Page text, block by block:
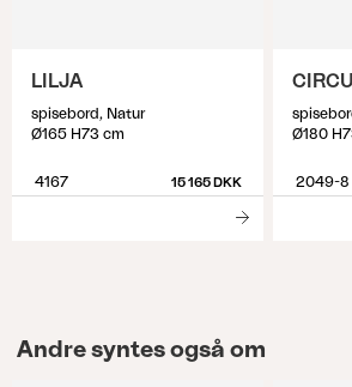
LILJA
spisebord, Natur
Ø165 H73 cm
4167 15 165 DKK
Ø180
2049-8
Andre syntes også om